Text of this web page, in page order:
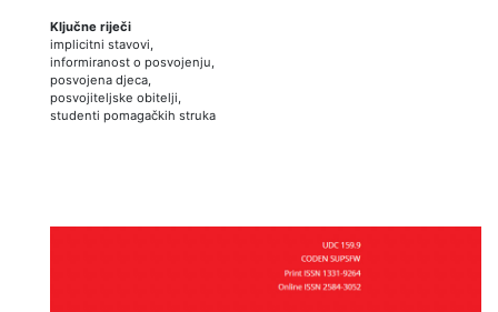
Ključne riječi
implicitni stavovi,
informiranost o posvojenju,
posvojena djeca,
posvojiteljske obitelji,
studenti pomagačkih struka